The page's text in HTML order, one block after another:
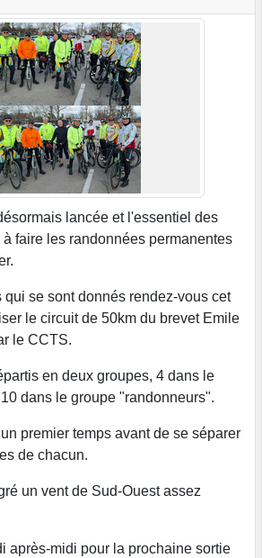
lancée et l'essentiel des
faire les randonnées permanentes
se sont donnés rendez-vous cet
le circuit de 50km du brevet Emile
le CCTS.
en deux groupes, 4 dans le
dans le groupe "randonneurs".
premier temps avant de se séparer
de chacun.
un vent de Sud-Ouest assez
après-midi pour la prochaine sortie